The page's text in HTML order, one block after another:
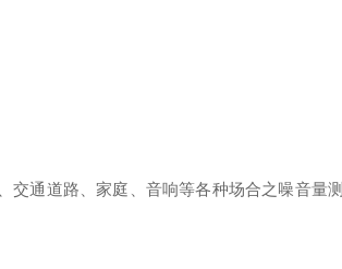
交通道路、家庭、音响等各种场合之噪音量测